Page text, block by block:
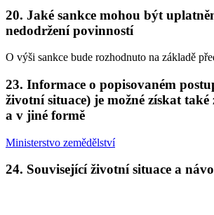
20. Jaké sankce mohou být
nedodržení povinností
O výši sankce bude rozhodnuto na základě
23. Informace o popisovaném
životní situace) je možné získat
a v jiné formě
Ministerstvo zemědělství
24. Související životní situace a